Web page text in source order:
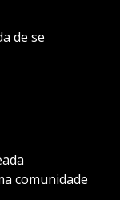
de se
comunidade